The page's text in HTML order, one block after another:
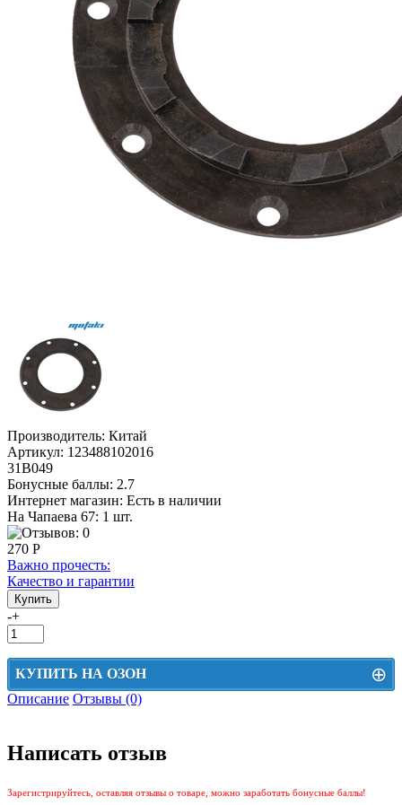
Производитель: Китай
Артикул: 123488102016
31В049
Бонусные баллы: 2.7
Интернет магазин: Есть в наличии
На Чапаева 67: 1 шт.
270 Р
Важно прочесть:
Качество и гарантии
-+
КУПИТЬ НА ОЗОН ⊕
Цена на Озон включает доставку, упаковку и комиссии маркетплейса
перейдите по ссылке ниже.
Описание Отзывы (0)
Написать отзыв
Зарегистрируйтесь, оставляя отзывы о товаре, можно заработать бонусные баллы!